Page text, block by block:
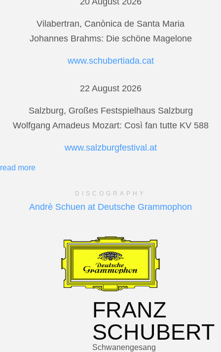
Vilabertran, Canònica de Santa Maria
Johannes Brahms: Die schöne Magelone
www.schubertiada.cat
22 August 2026
Salzburg, Großes Festspielhaus Salzburg
Wolfgang Amadeus Mozart: Così fan tutte KV 588
www.salzburgfestival.at
read more
DISCOGRAPHY
Andrè Schuen at Deutsche Grammophon
FRANZ
SCHUBERT
Schwanengesang